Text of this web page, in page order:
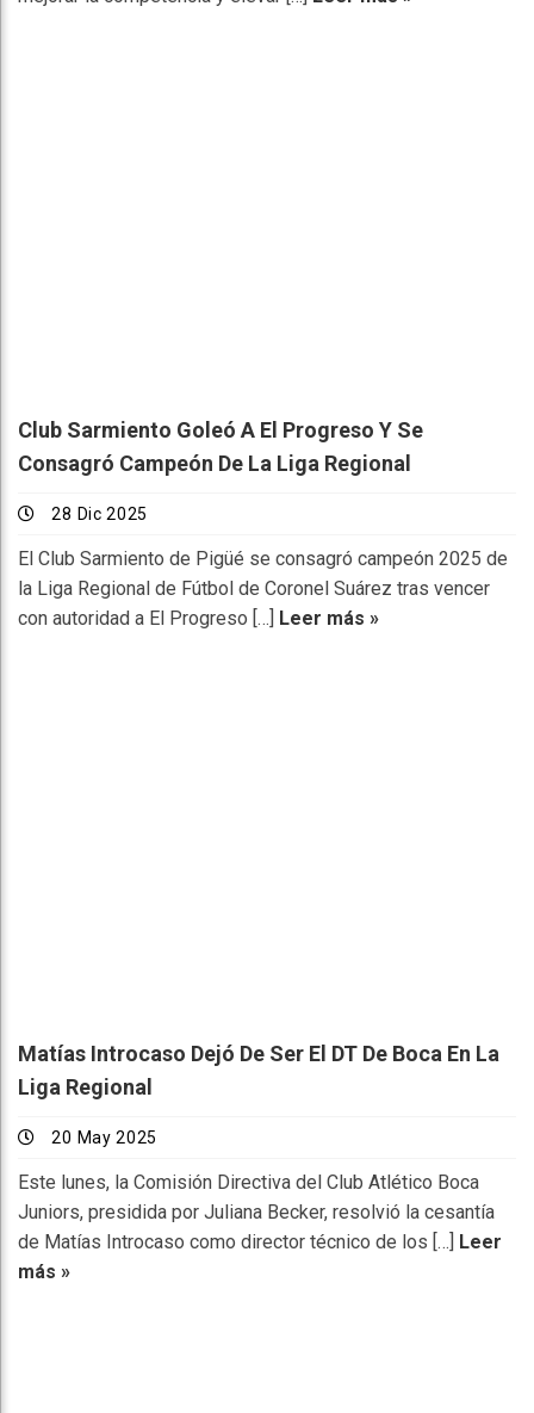
Club Sarmiento Goleó A El Progreso Y Se
Consagró Campeón De La Liga Regional
28 Dic 2025
El Club Sarmiento de Pigüé se consagró campeón 2025 de
la Liga Regional de Fútbol de Coronel Suárez tras vencer
con autoridad a El Progreso […]
Leer más »
Matías Introcaso Dejó De Ser El DT De Boca En La
Liga Regional
20 May 2025
Este lunes, la Comisión Directiva del Club Atlético Boca
Juniors, presidida por Juliana Becker, resolvió la cesantía
de Matías Introcaso como director técnico de los […] Leer
más »